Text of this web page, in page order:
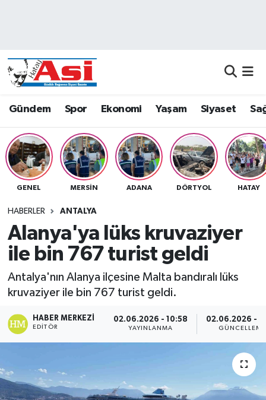
Gündem Spor Ekonomi Yaşam Siyaset
GENEL MERSIN ADANA DÖRTYOL HATAY
HABERLER ANTALYA
Alanya'ya lüks kruvaziyer
ile bin 767 turist geldi
Antalya'nın Alanya ilçesine Malta bandıralı lüks
kruvaziyer ile bin 767 turist geldi.
HABER MERKEZI
EDITÖR
02.06.2026 - 10:58
YAYINLANMA
02.06.2026 -
GÜNCELLEME
Dünya
Eğitim
Ekonomi
Gündem
Siyaset
Spor
Teknoloji
Hava Durumu
Namaz Vakitleri
Trafik Durumu
Süper Lig Puan Durumu ve Fikstür
Son Dakika Haberleri
Haber Arşivi